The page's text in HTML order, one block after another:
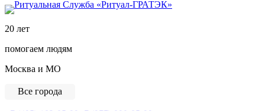
20 лет
помогаем людям
Москва и МО
Все города